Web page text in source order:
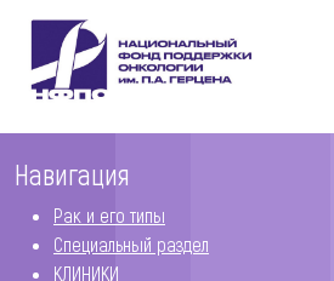
Навигация
Рак и его типы
Специальный раздел
КЛИНИКИ